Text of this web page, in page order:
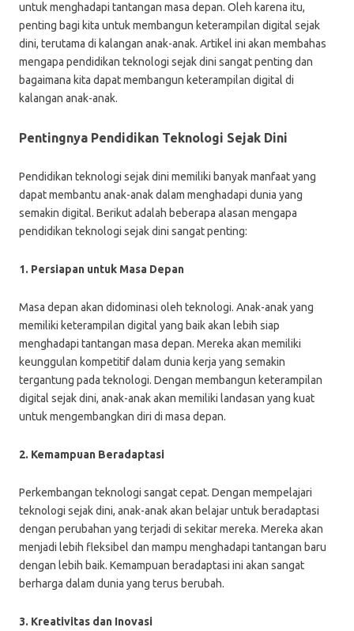
untuk menghadapi tantangan masa depan. Oleh karena itu,
penting bagi kita untuk membangun keterampilan digital sejak
dini, terutama di kalangan anak-anak. Artikel ini akan membahas
mengapa pendidikan teknologi sejak dini sangat penting dan
bagaimana kita dapat membangun keterampilan digital di
kalangan anak-anak.
Pentingnya Pendidikan Teknologi Sejak Dini
Pendidikan teknologi sejak dini memiliki banyak manfaat yang
dapat membantu anak-anak dalam menghadapi dunia yang
semakin digital. Berikut adalah beberapa alasan mengapa
pendidikan teknologi sejak dini sangat penting:
1. Persiapan untuk Masa Depan
Masa depan akan didominasi oleh teknologi. Anak-anak yang
memiliki keterampilan digital yang baik akan lebih siap
menghadapi tantangan masa depan. Mereka akan memiliki
keunggulan kompetitif dalam dunia kerja yang semakin
tergantung pada teknologi. Dengan membangun keterampilan
digital sejak dini, anak-anak akan memiliki landasan yang kuat
untuk mengembangkan diri di masa depan.
2. Kemampuan Beradaptasi
Perkembangan teknologi sangat cepat. Dengan mempelajari
teknologi sejak dini, anak-anak akan belajar untuk beradaptasi
dengan perubahan yang terjadi di sekitar mereka. Mereka akan
menjadi lebih fleksibel dan mampu menghadapi tantangan baru
dengan lebih baik. Kemampuan beradaptasi ini akan sangat
berharga dalam dunia yang terus berubah.
3. Kreativitas dan Inovasi